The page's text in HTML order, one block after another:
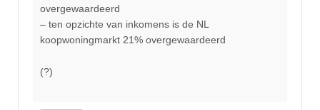
overgewaardeerd
– ten opzichte van inkomens is de NL
koopwoningmarkt 21% overgewaardeerd
(?)